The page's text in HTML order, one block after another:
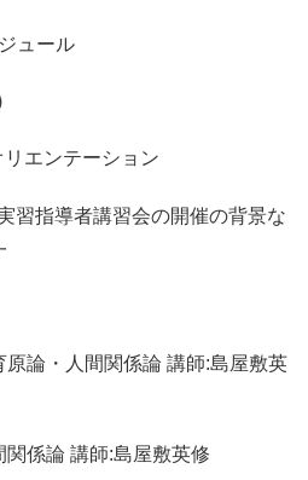
ュール
エンテーション
習指導者講習会の開催の背景な
論・人間関係論 講師:島屋敷英
係論 講師:島屋敷英修